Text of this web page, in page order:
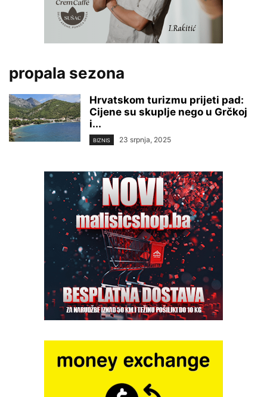
propala sezona
Hrvatskom turizmu prijeti pad:
Cijene su skuplje nego u Grčkoj
i...
BIZNIS 23 srpnja, 2025